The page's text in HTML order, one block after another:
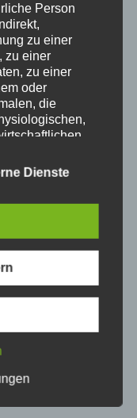
Person
zu einer
zu einer
zu einer
oder
die
werden
oder
dem für die
verarbeitet
Dienste